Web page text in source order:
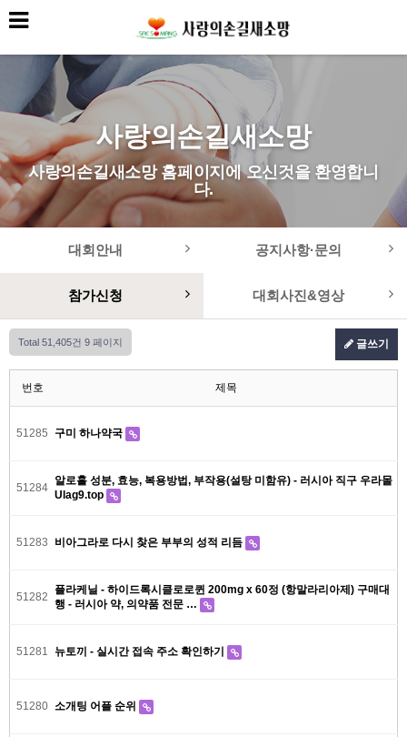
사랑의손길새소망
사랑의손길새소망 홈페이지에 오신것을 환영합니
다.
대회안내 공지사항·문의
참가신청 대회사진&영상
Total 51,405건 9 페이지 글쓰기
번호 제목
51285 구미 하나약국
51284
알로홀 성분, 효능, 복용방법, 부작용(설탕 미함유) - 러시아 직구 우라몰
Ulag9.top
51283 비아그라로 다시 찾은 부부의 성적 리듬
51282
플라케닐 - 하이드록시클로로퀸 200mg x 60정 (항말라리아제) 구매대
행 - 러시아 약, 의약품 전문 …
51281 뉴토끼 - 실시간 접속 주소 확인하기
51280 소개팅 어플 순위